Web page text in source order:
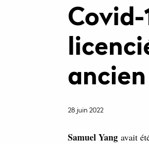
28 juin 2022
Samuel Yang avait